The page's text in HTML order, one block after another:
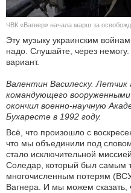
ЧВК «Вагнер» начала марш за
Эту музыку украинским
надо. Слушайте, через
вариант.
Валентин Василеску.
командующего
окончил военно-​научную
Бухаресте в 1992 году.
Всё, что произошло с
что мы объединили под
стало исключительной
Соледар, который был самым
многочисленным потерям
Вагнера. И мы можем сказать,